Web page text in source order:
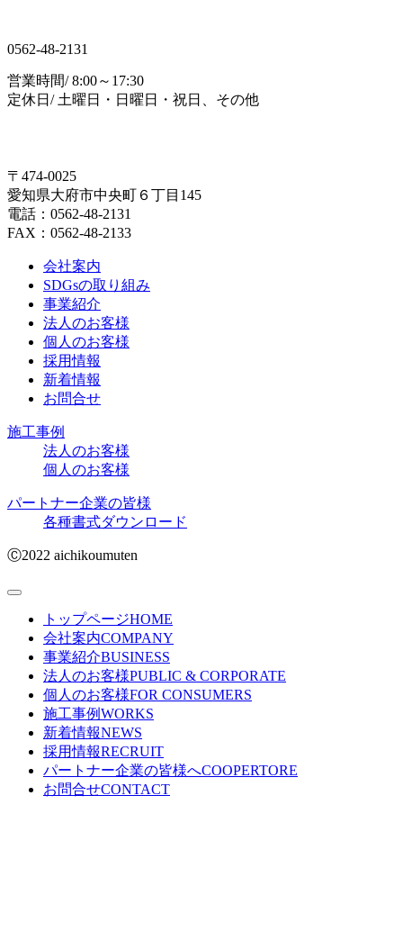
0562-48-2131
営業時間/ 8:00～17:30
定休日/ 土曜日・日曜日・祝日、その他
〒474-0025
愛知県大府市中央町６丁目145
電話：0562-48-2131
FAX：0562-48-2133
会社案内
SDGsの取り組み
事業紹介
法人のお客様
個人のお客様
採用情報
新着情報
お問合せ
施工事例
法人のお客様
個人のお客様
パートナー企業の皆様
各種書式ダウンロード
Ⓒ2022 aichikoumuten
トップページHOME
会社案内COMPANY
事業紹介BUSINESS
法人のお客様PUBLIC & CORPORATE
個人のお客様FOR CONSUMERS
施工事例WORKS
新着情報NEWS
採用情報RECRUIT
パートナー企業の皆様へCOOPERTORE
お問合せCONTACT